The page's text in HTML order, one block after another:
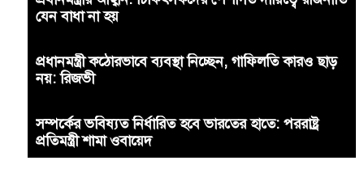
যেন বাধা না হয়
প্রধানমন্ত্রী কঠোরভাবে ব্যবস্থা নিচ্ছেন, গাফিলতি কারও ছাড়
নয়: রিজভী
সম্পর্কের ভবিষ্যত নির্ধারিত হবে ভারতের হাতে: পররাষ্ট্র
প্রতিমন্ত্রী শামা ওবায়েদ